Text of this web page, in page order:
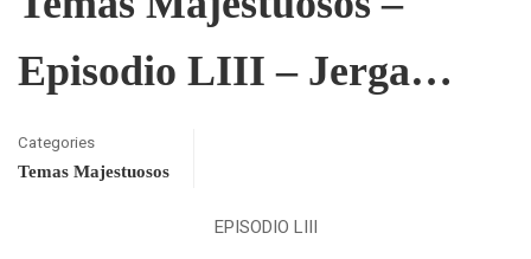
Episodio LIII – Jerga…
Categories
Temas Majestuosos
EPISODIO LIII